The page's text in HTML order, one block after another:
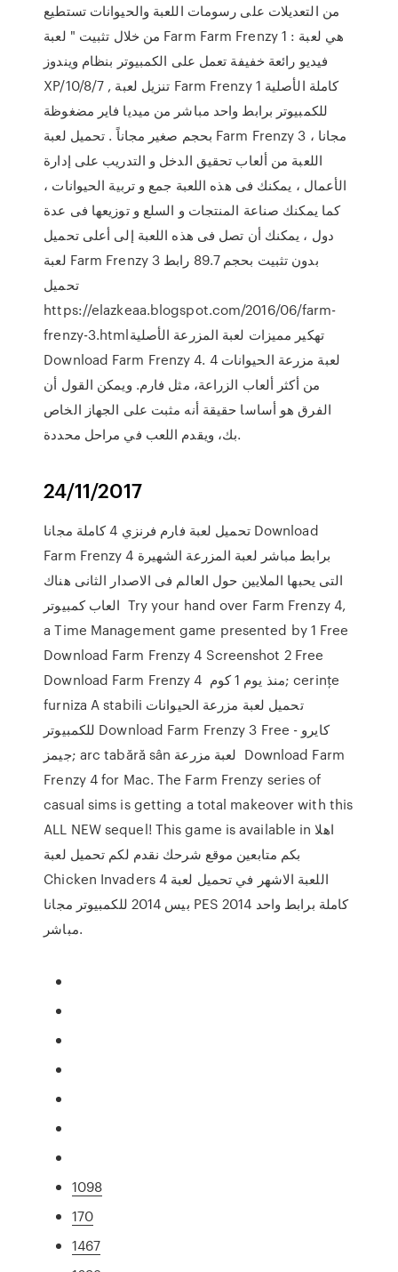
من التعديلات على رسومات اللعبة والحيوانات تستطيع
من خلال تثبيت " لعبة Farm Farm Frenzy 1 : هي لعبة
فيديو رائعة خفيفة تعمل على الكمبيوتر بنظام ويندوز
XP/10/8/7 , تنزيل لعبة Farm Frenzy 1 كاملة الأصلية
للكمبيوتر برابط واحد مباشر من ميديا فاير مضغوظة
بحجم صغير مجاناً . تحميل لعبة Farm Frenzy 3 مجانا ،
اللعبة من ألعاب تحقيق الدخل و التدريب على إدارة
الأعمال ، يمكنك فى هذه اللعبة جمع و تربية الحيوانات ،
كما يمكنك صناعة المنتجات و السلع و توزيعها فى عدة
دول ، يمكنك أن تصل فى هذه اللعبة إلى أعلى تحميل
لعبة Farm Frenzy 3 بدون تثبيت بحجم 89.7 رابط
تحميل
https://elazkeaa.blogspot.com/2016/06/farm-
frenzy-3.htmlتهكير مميزات لعبة المزرعة الأصلية
Download Farm Frenzy 4. لعبة مزرعة الحيوانات 4
من أكثر ألعاب الزراعة، مثل فارم. ويمكن القول أن
الفرق هو أساسا حقيقة أنه مثبت على الجهاز الخاص
بك، ويقدم اللعب في مراحل محددة.
24/11/2017
تحميل لعبة فارم فرنزي 4 كاملة مجانا Download
Farm Frenzy 4 برابط مباشر لعبة المزرعة الشهيرة
التى يحبها الملايين حول العالم فى الاصدار الثانى هناك
العاب كمبيوتر Try your hand over Farm Frenzy 4,
a Time Management game presented by 1 Free
Download Farm Frenzy 4 Screenshot 2 Free
Download Farm Frenzy 4 منذ يوم 1 كوم; cerinţe
furniza A stabili تحميل لعبة مزرعة الحيوانات
للكمبيوتر Download Farm Frenzy 3 Free - كايرو
جيمز; arc tabără sân لعبة مزرعة Download Farm
Frenzy 4 for Mac. The Farm Frenzy series of
casual sims is getting a total makeover with this
ALL NEW sequel! This game is available in اهلا
بكم متابعين موقع شرحك نقدم لكم تحميل لعبة
Chicken Invaders 4 اللعبة الاشهر في تحميل لعبة
بيس 2014 للكمبيوتر مجانا PES 2014 كاملة برابط واحد
مباشر.
1098
170
1467